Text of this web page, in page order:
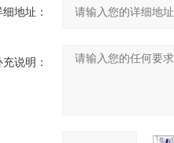
细地址：
充说明：